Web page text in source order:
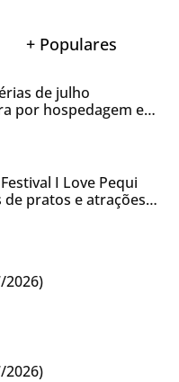
+ Populares
de julho
por hospedagem em
na hora de
I Love Pequi
pratos e atrações
dos Pais em
2026)
2026)